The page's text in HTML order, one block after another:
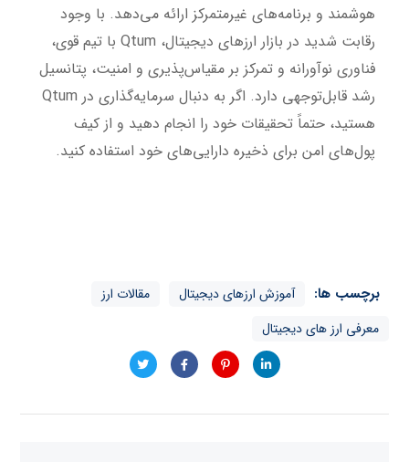
هوشمند و برنامه‌های غیرمتمرکز ارائه می‌دهد. با وجود
رقابت شدید در بازار ارزهای دیجیتال، Qtum با تیم قوی،
فناوری نوآورانه و تمرکز بر مقیاس‌پذیری و امنیت، پتانسیل
رشد قابل‌توجهی دارد. اگر به دنبال سرمایه‌گذاری در Qtum
هستید، حتماً تحقیقات خود را انجام دهید و از کیف
پول‌های امن برای ذخیره دارایی‌های خود استفاده کنید.
برچسب ها: آموزش ارزهای دیجیتال
مقالات ارز
معرفی ارز های دیجیتال